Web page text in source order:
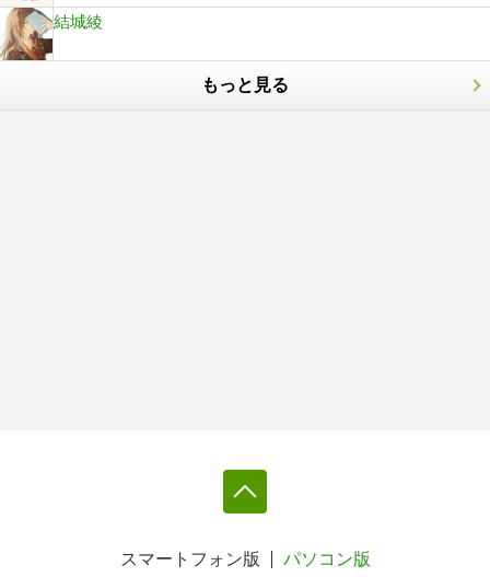
結城綾
もっと見る
スマートフォン版 パソコン版